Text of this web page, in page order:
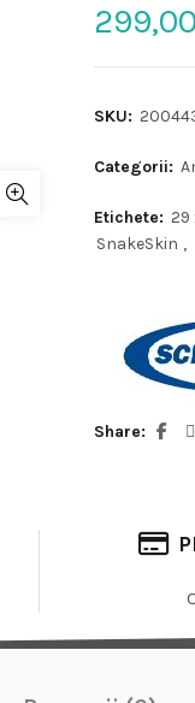
299,00
SKU:
Categorii:
Etichete: 29
SnakeSkin ,
Share